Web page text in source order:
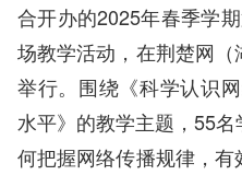
合开办的2025年春季学
场教学活动，在荆楚网（
举行。围绕《科学认识
水平》的教学主题，55
何把握网络传播规律，